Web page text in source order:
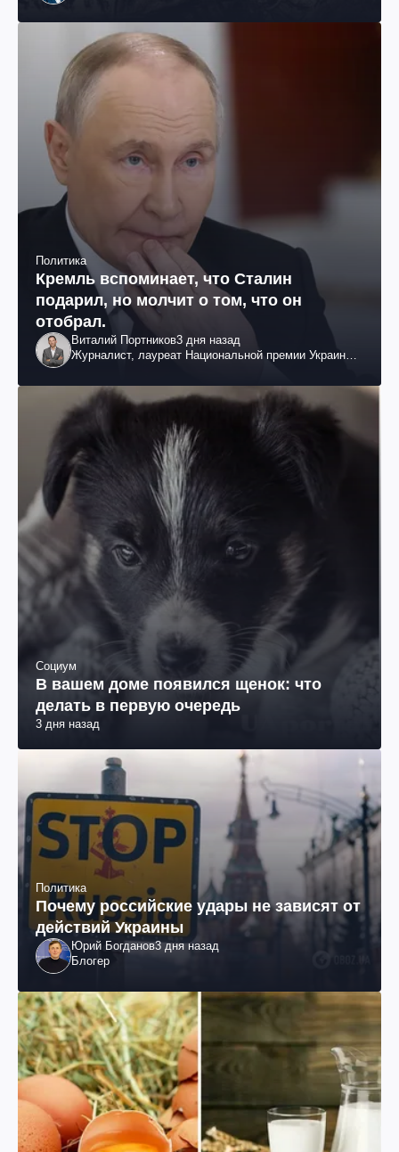
Политика
Кремль вспоминает, что Сталин
подарил, но молчит о том, что он
отобрал.
Виталий Портников3 дня назад
Журналист, лауреат Национальной премии Украины
Социум
В вашем доме появился щенок: что
делать в первую очередь
3 дня назад
Политика
Почему российские удары не зависят от
действий Украины
Юрий Богданов3 дня назад
Блогер